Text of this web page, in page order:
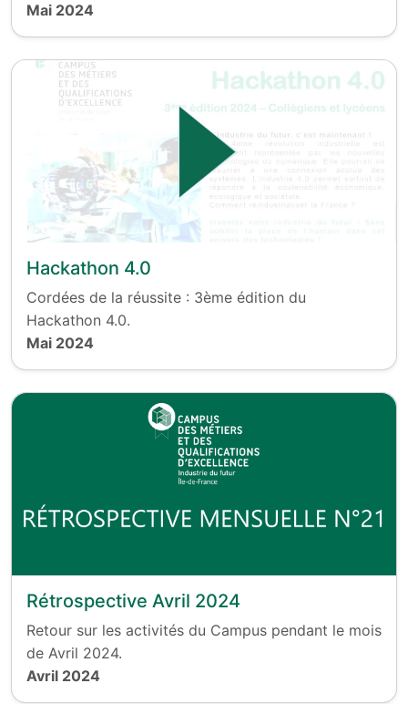
Mai 2024
Hackathon 4.0
Cordées de la réussite : 3ème édition du
Hackathon 4.0.
Mai 2024
Rétrospective Avril 2024
Retour sur les activités du Campus pendant le mois
de Avril 2024.
Avril 2024